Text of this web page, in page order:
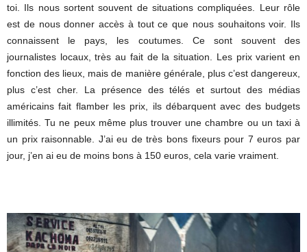
toi. Ils nous sortent souvent de situations compliquées. Leur rôle
est de nous donner accès à tout ce que nous souhaitons voir. Ils
connaissent le pays, les coutumes. Ce sont souvent des
journalistes locaux, très au fait de la situation. Les prix varient en
fonction des lieux, mais de manière générale, plus c’est dangereux,
plus c’est cher. La présence des télés et surtout des médias
américains fait flamber les prix, ils débarquent avec des budgets
illimités. Tu ne peux même plus trouver une chambre ou un taxi à
un prix raisonnable. J’ai eu de très bons fixeurs pour 7 euros par
jour, j’en ai eu de moins bons à 150 euros, cela varie vraiment.